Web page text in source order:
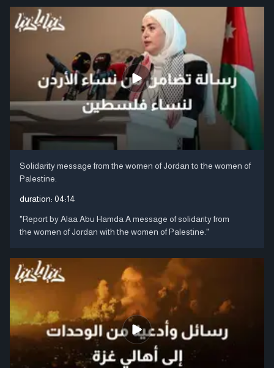
Solidarity message from the women of Jordan to the women of
Palestine.
duration: 04:14
"Report by Alaa Abu Hamda A message of solidarity from
the women of Jordan with the women of Palestine."